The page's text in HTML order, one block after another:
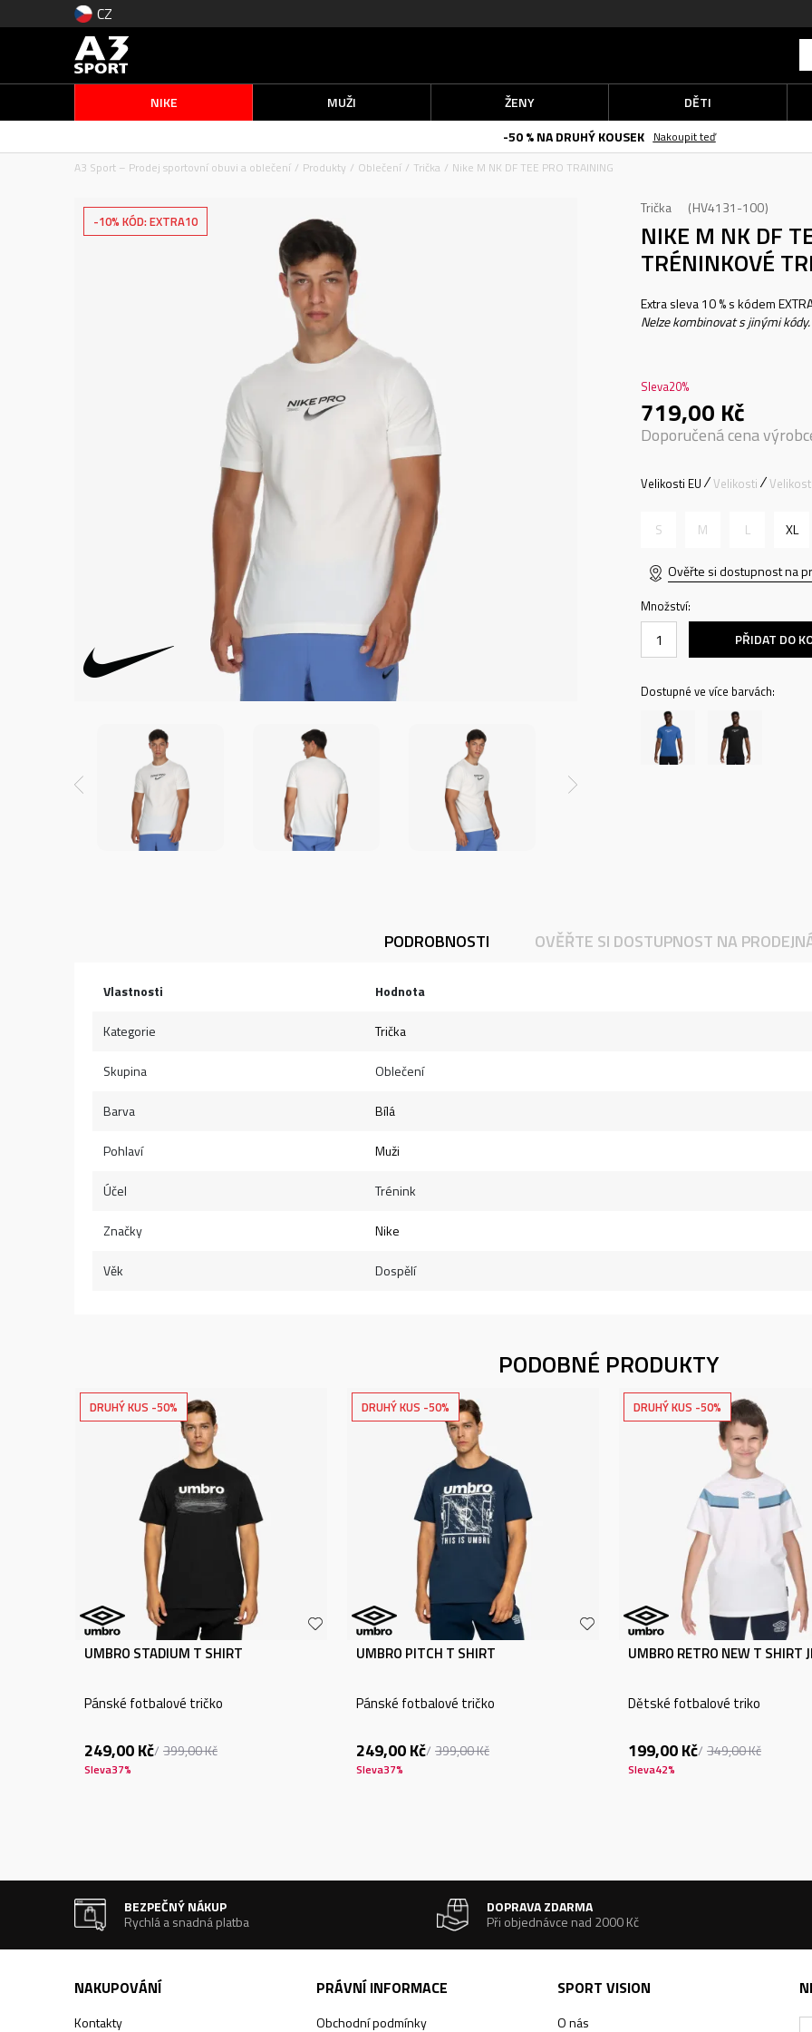
CZ
NIKE MUŽI ŽENY
DĚTI
SUPER VÝHODNĚ
A3 Sport – Prodej sportovní obuvi a oblečení Produkty Oblečení Trička Nike M NK DF TEE PRO TRAINING
-10% KÓD: EXTRA10
Trička HV4131-100
NIKE M NK DF
TRÉNINKOVÉ
Extra sleva 10 % s kódem
Nelze kombinovat s jinými kódy.
Sleva20%
719,00 Kč
Doporučená cena
Velikosti EU Velikosti
S M L XL
Ověřte si dostupnost na
Množství:
PŘIDAT DO
Dostupné ve více barvách:
PODROBNOSTI OVĚŘTE SI DOSTUPNOST NA
Vlastnosti Hodnota
Kategorie Trička
Skupina Oblečení
Barva Bílá
Pohlaví Muži
Účel Trénink
Značky Nike
Věk Dospělí
PODOBNÉ PRODUKTY
DRUHÝ KUS -50%
UMBRO STADIUM T SHIRT
Pánské fotbalové tričko
249,00Kč 399,00Kč
Sleva37%
DRUHÝ KUS -50%
UMBRO PITCH T SHIRT
Pánské fotbalové tričko
249,00Kč 399,00Kč
Sleva37%
DRUHÝ KUS -50%
UMBRO RETRO NEW T SHIRT
Dětské fotbalové triko
199,00Kč 349,00Kč
Sleva42%
BEZPEČNÝ NÁKUP
Rychlá a snadná platba
DOPRAVA ZDARMA
Při objednávce nad 2000 Kč
NAKUPOVÁNÍ
Kontakty
PRÁVNÍ INFORMACE
Obchodní podmínky
SPORT VISION
O nás